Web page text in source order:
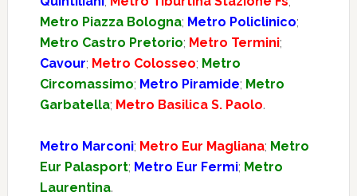
Metro Piazza Bologna; Metro Policlinico;
Metro Castro Pretorio; Metro Termini;
Cavour; Metro Colosseo; Metro
Circomassimo; Metro Piramide; Metro
Garbatella; Metro Basilica S. Paolo.
Metro Marconi; Metro Eur Magliana; Metro
Eur Palasport; Metro Eur Fermi; Metro
Laurentina.